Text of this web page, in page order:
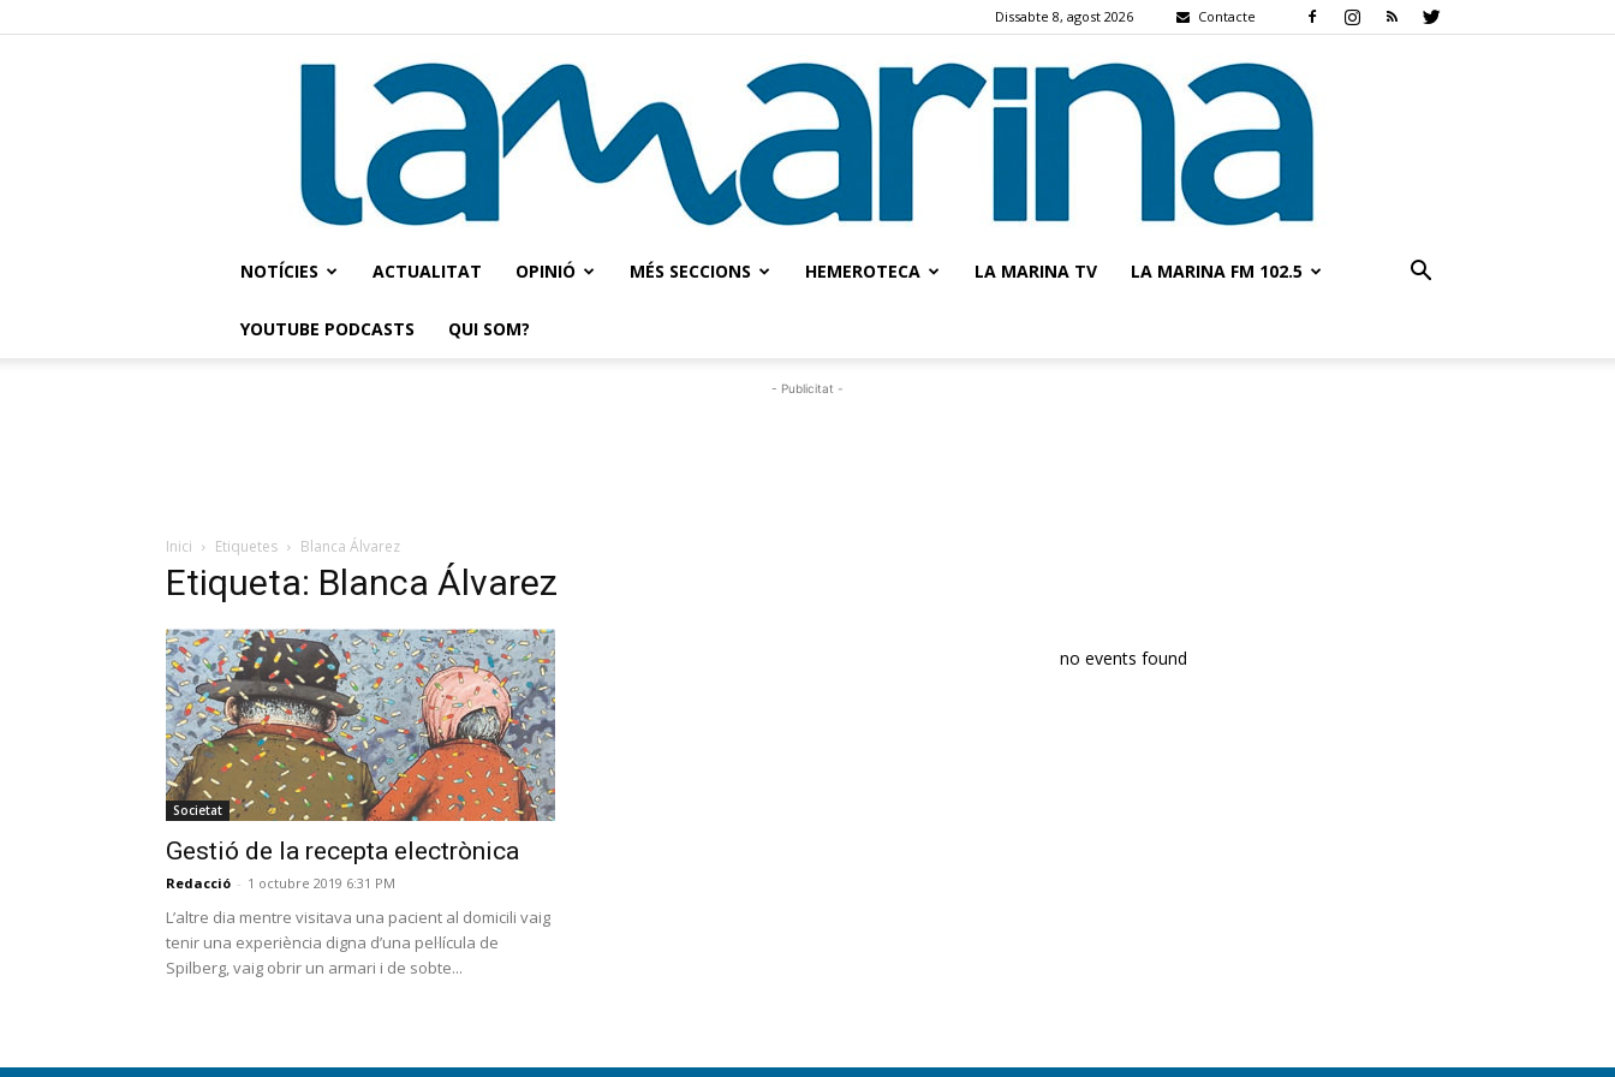
Dissabte 8, agost 2026 Contacte
NOTÍCIES ACTUALITAT OPINIÓ MÉS SECCIONS HEMEROTECA LA MARINA TV LA MARINA FM 102.5
YOUTUBE PODCASTS QUI SOM?
- Publicitat -
Inici Etiquetes Blanca Álvarez
Etiqueta: Blanca Álvarez
Societat
Gestió de la recepta electrònica
Redacció - 1 octubre 2019 6:31 PM
L’altre dia mentre visitava una pacient al domicili vaig
tenir una experiència digna d’una pel·lícula de
Spilberg, vaig obrir un armari i de sobte...
no events found